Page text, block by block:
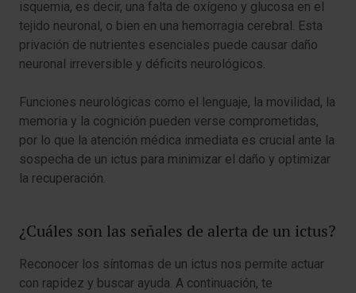
isquemia, es decir, una falta de oxígeno y glucosa en el
tejido neuronal, o bien en una hemorragia cerebral. Esta
privación de nutrientes esenciales puede causar daño
neuronal irreversible y déficits neurológicos.
Funciones neurológicas como el lenguaje, la movilidad, la
memoria y la cognición pueden verse comprometidas,
por lo que la atención médica inmediata es crucial ante la
sospecha de un ictus para minimizar el daño y optimizar
la recuperación.
¿Cuáles son las señales de alerta de un ictus?
Reconocer los síntomas de un ictus nos permite actuar
con rapidez y buscar ayuda. A continuación, te